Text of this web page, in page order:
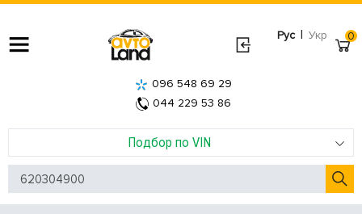
Рус | Укр
Подбор по VIN
096 548 69 29
044 229 53 86
0